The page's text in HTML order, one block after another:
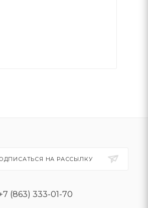
НА РАССЫЛКУ
(863) 333-01-70